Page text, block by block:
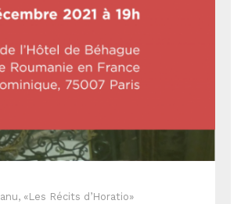
«Les Récits d’Horatio»